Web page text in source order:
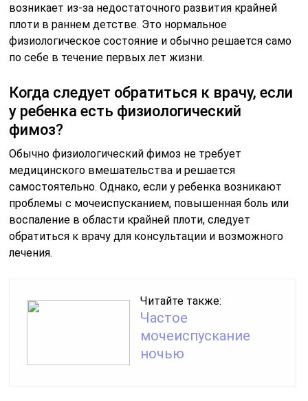
возникает из-за недостаточного развития крайней
плоти в раннем детстве. Это нормальное
физиологическое состояние и обычно решается само
по себе в течение первых лет жизни.
Когда следует обратиться к врачу, если
у ребенка есть физиологический
фимоз?
Обычно физиологический фимоз не требует
медицинского вмешательства и решается
самостоятельно. Однако, если у ребенка возникают
проблемы с мочеиспусканием, повышенная боль или
воспаление в области крайней плоти, следует
обратиться к врачу для консультации и возможного
лечения.
Читайте также:
Частое
мочеиспускание
ночью